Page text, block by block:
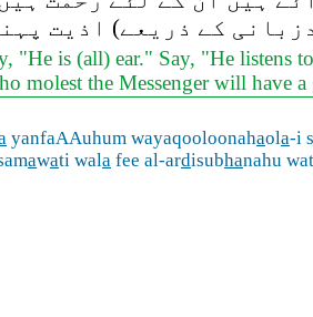
کے ذریعے) اذیت
"He is (all) ear." Say, "He
molest the Messenger will have a
yanfaAAuhum wayaqooloonahaola-i
awati wala fee al-ardisubhanahu